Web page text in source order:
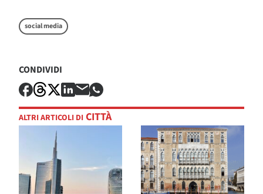
social media
CONDIVIDI
ALTRI ARTICOLI DI CITTÀ